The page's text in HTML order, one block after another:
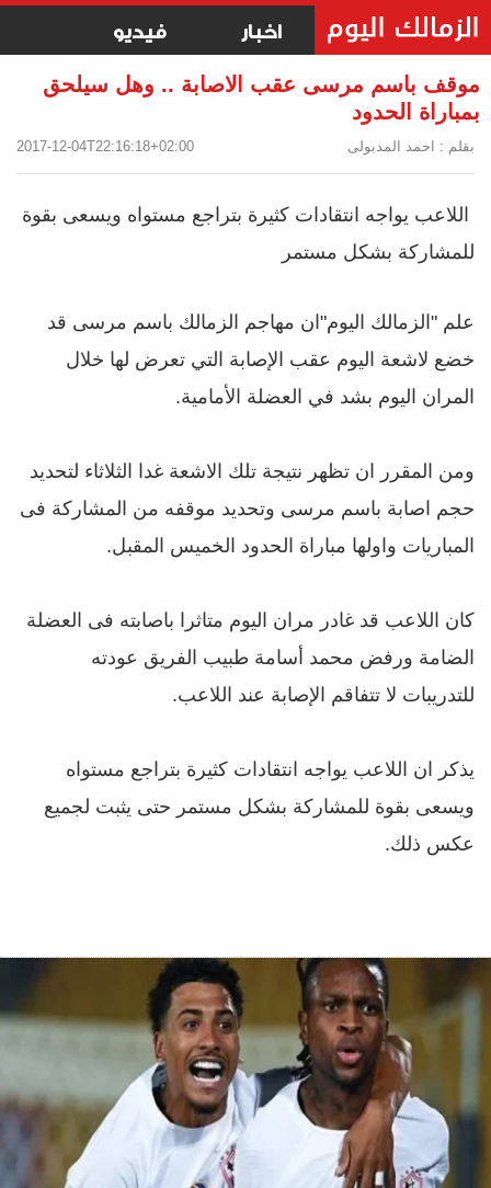
اخبار فيديو
موقف باسم مرسى عقب الاصابة .. وهل سيلحق
بمباراة الحدود
بقلم : احمد المدبولى 2017-12-04T22:16:18+02:00
اللاعب يواجه انتقادات كثيرة بتراجع مستواه ويسعى بقوة
للمشاركة بشكل مستمر
علم "الزمالك اليوم"ان مهاجم الزمالك باسم مرسى قد
خضع لاشعة اليوم عقب الإصابة التي تعرض لها خلال
المران اليوم بشد في العضلة الأمامية.
ومن المقرر ان تظهر نتيجة تلك الاشعة غدا الثلاثاء لتحديد
حجم اصابة باسم مرسى وتحديد موقفه من المشاركة فى
المباريات واولها مباراة الحدود الخميس المقبل.
كان اللاعب قد غادر مران اليوم متاثرا باصابته فى العضلة
الضامة ورفض محمد أسامة طبيب الفريق عودته
للتدريبات لا تتفاقم الإصابة عند اللاعب.
يذكر ان اللاعب يواجه انتقادات كثيرة بتراجع مستواه
ويسعى بقوة للمشاركة بشكل مستمر حتى يثبت لجميع
عكس ذلك.